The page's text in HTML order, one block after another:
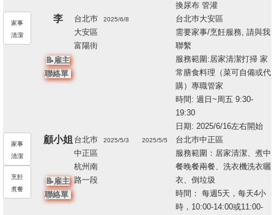
換尿布 管灌
家事
清潔
李
📝雇主
聯絡單
台北巿
大安區
富陽街
2025/6/8
台北巿大安區
需要家事/烹飪服務, 請與我
聯繫
服務範圍:居家清潔打掃 家
常膳食料理（菜可自備或代
購）專職管家
時間: 週日~周五 9:30-
19:30
日期: 2025/6/16左右開始
家事
清潔
烹飪
煮餐
顧小姐
📝雇主
聯絡單
台北巿
中正區
杭州南
路一段
2025/5/3 2025/5/5
台北巿中正區
服務範圍：居家清潔、煮中
餐晚餐兩餐、洗衣機洗衣曬
衣、倒垃圾
時間： 每週5天，每天4小
時，10:00-14:00或11:00-